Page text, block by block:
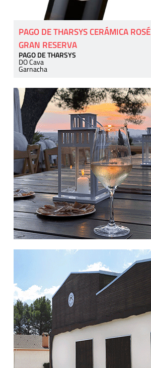
PAGO DE THARSYS CERÁMICA ROSÉ
GRAN RESERVA
PAGO DE THARSYS
DO Cava
Garnacha